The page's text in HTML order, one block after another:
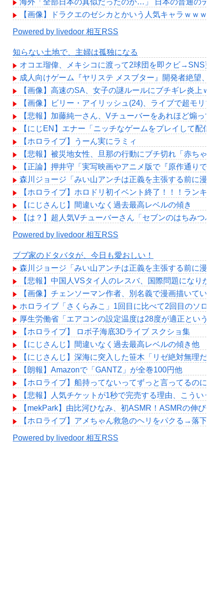
【画像】ドラクエのゼシカとかいう人気キャラｗｗｗｗ
Powered by livedoor 相互RSS
知らない土地で、主婦は孤独になる
オコエ瑠偉、メキシコに渡って2球団を即クビ→SNS更
成人向けゲーム『ヤリステ メスブター』開発者絶望、
【画像】高速のSA、女子の謎ルールにブチギレ炎上ｗ
【画像】ビリー・アイリッシュ(24)、ライブで超モリ
【悲報】加藤純一さん、Vチューバーをあれほど煽っ
【にじEN】エナー「ニッチなゲームをプレイして配
【ホロライブ】うーん実にラミィ
【悲報】被災地女性、旦那の行動にブチ切れ「赤ちゃ
【正論】押井守「実写映画やアニメ版で『原作通りで
森川ジョージ「みい山アンチは正義を主張する前に漫
【ホロライブ】ホロドリ初イベント終了！！！ランキ
【にじさんじ】間違いなく過去最高レベルの傾き
【は？】超人気Vチューバーさん「セブンのはちみつ
Powered by livedoor 相互RSS
ブブ家のドタバタが、今日も愛おしい！
森川ジョージ「みい山アンチは正義を主張する前に漫
【悲報】中国人VSタイ人のレスバ、国際問題になりか
【画像】チェンソーマン作者、別名義で漫画描いている
ホロライブ「さくらみこ」1回目に比べて2回目のソロ
厚生労働省「エアコンの設定温度は28度が適正という
【ホロライブ】 ロボ子海底3Dライブ スクショ集
【にじさんじ】間違いなく過去最高レベルの傾き他
【にじさんじ】深海に突入した笹木「リゼ絶対無理だわ
【朗報】Amazonで「GANTZ」が全巻100円他
【ホロライブ】船持ってないってずっと言ってるのに
【悲報】人気チケットが1秒で完売する理由、こういう
【mekPark】由比河ひなみ、初ASMR！ASMRの伸び代
【ホロライブ】アメちゃん救急のヘリをパクる→落下【
Powered by livedoor 相互RSS